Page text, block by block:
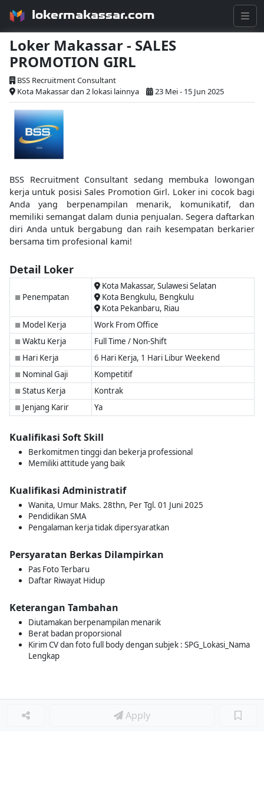
lokermakassar.com
Loker Makassar - SALES
PROMOTION GIRL
BSS Recruitment Consultant
Kota Makassar dan 2 lokasi lainnya
23 Mei - 15 Jun 2025
BSS Recruitment Consultant sedang membuka lowongan
kerja untuk posisi Sales Promotion Girl. Loker ini cocok bagi
Anda yang berpenampilan menarik, komunikatif, dan
memiliki semangat dalam dunia penjualan. Segera daftarkan
diri Anda untuk bergabung dan raih kesempatan berkarier
bersama tim profesional kami!
Detail Loker
■ Penempatan
Kota Makassar, Sulawesi Selatan
Kota Bengkulu, Bengkulu
Kota Pekanbaru, Riau
■ Model Kerja Work From Office
■ Waktu Kerja Full Time / Non-Shift
■ Hari Kerja 6 Hari Kerja, 1 Hari Libur Weekend
■ Nominal Gaji Kompetitif
■ Status Kerja Kontrak
■ Jenjang Karir Ya
Kualifikasi Soft Skill
Berkomitmen tinggi dan bekerja professional
Memiliki attitude yang baik
Kualifikasi Administratif
Wanita, Umur Maks. 28thn, Per Tgl. 01 Juni 2025
Pendidikan SMA
Pengalaman kerja tidak dipersyaratkan
Persyaratan Berkas Dilampirkan
Pas Foto Terbaru
Daftar Riwayat Hidup
Keterangan Tambahan
Diutamakan berpenampilan menarik
Berat badan proporsional
Kirim CV dan foto full body dengan subjek : SPG_Lokasi_Nama
Lengkap
Apply